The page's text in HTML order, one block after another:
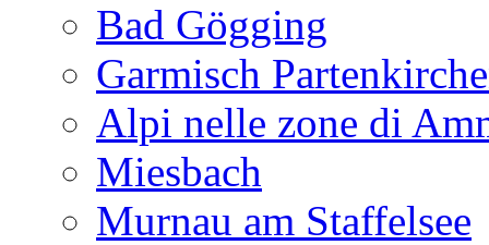
Bad Gögging
Garmisch
Alpi nelle zone di
Miesbach
Murnau am Staffelsee